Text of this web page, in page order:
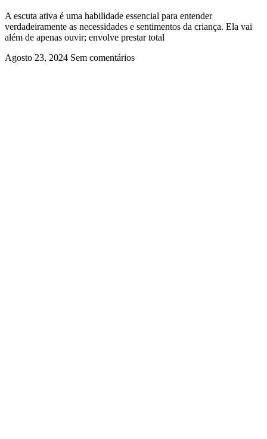
A escuta ativa é uma habilidade essencial para entender
verdadeiramente as necessidades e sentimentos da criança. Ela vai
além de apenas ouvir; envolve prestar total
Agosto 23, 2024 Sem comentários